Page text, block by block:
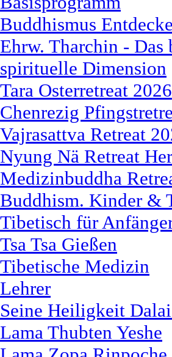
Buddhismus
Ehrw. Tharchin -
spirituelle Dimension
Tara Osterretreat 2026
Chenrezig
Vajrasattva Retreat
Nyung Nä Retreat
Medizinbuddha
Buddhism. Kinder &
Tibetisch für
Tsa Tsa Gießen
Tibetische Medizin
Lehrer
Seine Heiligkeit
Lama Thubten Yeshe